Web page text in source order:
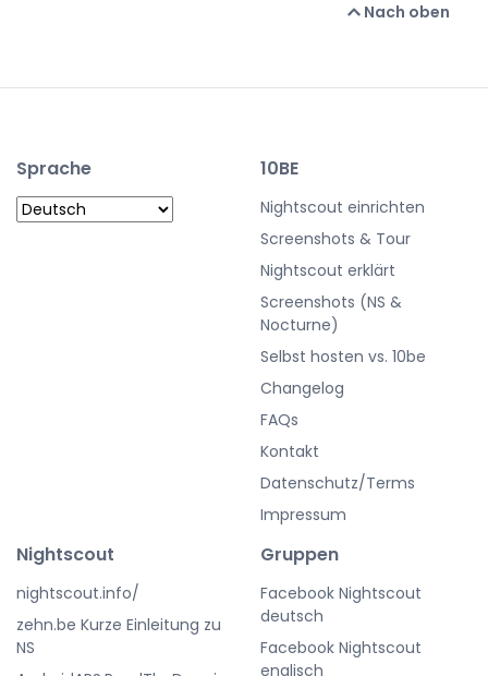
Nach oben
Sprache 10BE
Nightscout einrichten
Screenshots & Tour
Nightscout erklärt
Screenshots (NS &
Nocturne)
Selbst hosten vs. 10be
Changelog
FAQs
Kontakt
Datenschutz/Terms
Impressum
Nightscout
nightscout.info/
zehn.be Kurze Einleitung zu
NS
Gruppen
Facebook Nightscout
deutsch
Facebook Nightscout
englisch